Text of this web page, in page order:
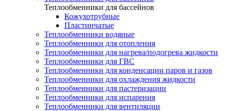
Теплообменники для бассейнов
Кожухотрубные
Пластинчатые
Теплообменники водяные
Теплообменники для отопления
Теплообменники для нагрева/подогрева жидкости
Теплообменники для ГВС
Теплообменники для конденсации паров и газов
Теплообменники для охлаждения жидкости
Теплообменники для пастеризации
Теплообменники для испарения
Теплообменники для вентиляции